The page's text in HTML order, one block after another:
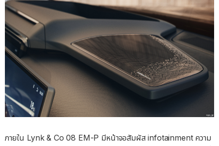
ภายใน Lynk & Co 08 EM-P มีหน้าจอสัมผัส infotainment ความ